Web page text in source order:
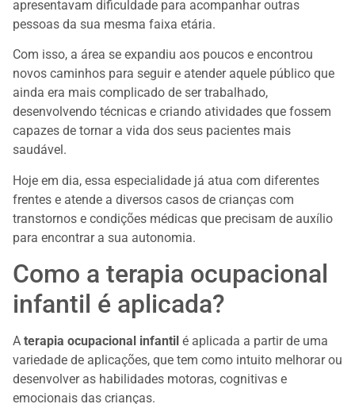
apresentavam dificuldade para acompanhar outras
pessoas da sua mesma faixa etária.
Com isso, a área se expandiu aos poucos e encontrou
novos caminhos para seguir e atender aquele público que
ainda era mais complicado de ser trabalhado,
desenvolvendo técnicas e criando atividades que fossem
capazes de tornar a vida dos seus pacientes mais
saudável.
Hoje em dia, essa especialidade já atua com diferentes
frentes e atende a diversos casos de crianças com
transtornos e condições médicas que precisam de auxílio
para encontrar a sua autonomia.
Como a terapia ocupacional
infantil é aplicada?
A terapia ocupacional infantil é aplicada a partir de uma
variedade de aplicações, que tem como intuito melhorar ou
desenvolver as habilidades motoras, cognitivas e
emocionais das crianças.